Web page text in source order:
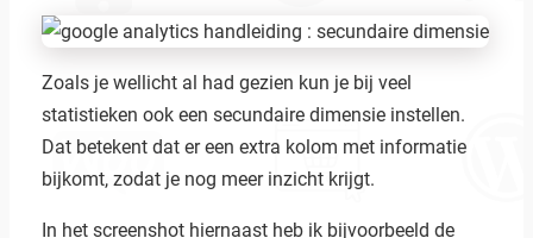
Zoals je wellicht al had gezien kun je bij veel
statistieken ook een secundaire dimensie instellen.
Dat betekent dat er een extra kolom met informatie
bijkomt, zodat je nog meer inzicht krijgt.
In het screenshot hiernaast heb ik bijvoorbeeld de